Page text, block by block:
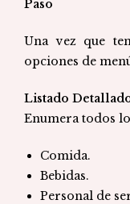
Paso
Una vez que
opciones de
Listado
Enumera todos
Comida.
Bebidas.
Personal de